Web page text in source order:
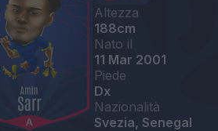
Altezza
188cm
Nato il
11 Mar 2001
Piede
Dx
Nazionalità
Svezia, Senegal